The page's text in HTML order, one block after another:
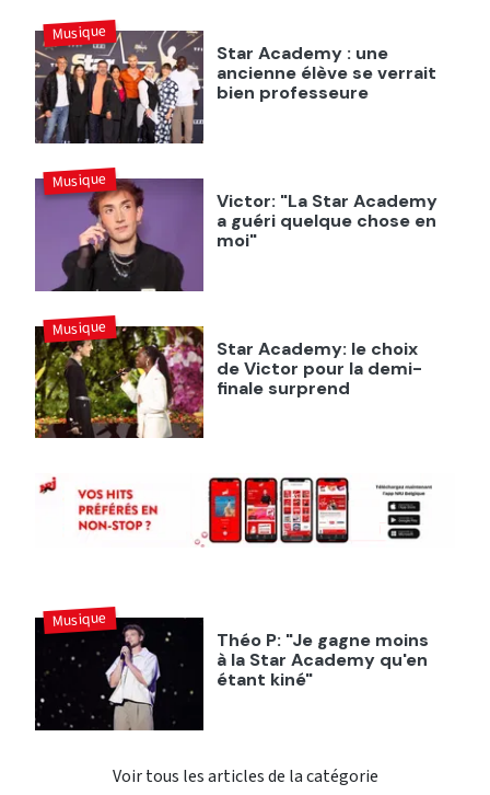
Star Academy : une
ancienne élève se verrait
bien professeure
Musique
Victor: "La Star Academy
a guéri quelque chose en
moi"
Musique
Star Academy: le choix
de Victor pour la demi-
finale surprend
Musique
Théo P: "Je gagne moins
à la Star Academy qu'en
étant kiné"
Musique
Voir tous les articles de la catégorie